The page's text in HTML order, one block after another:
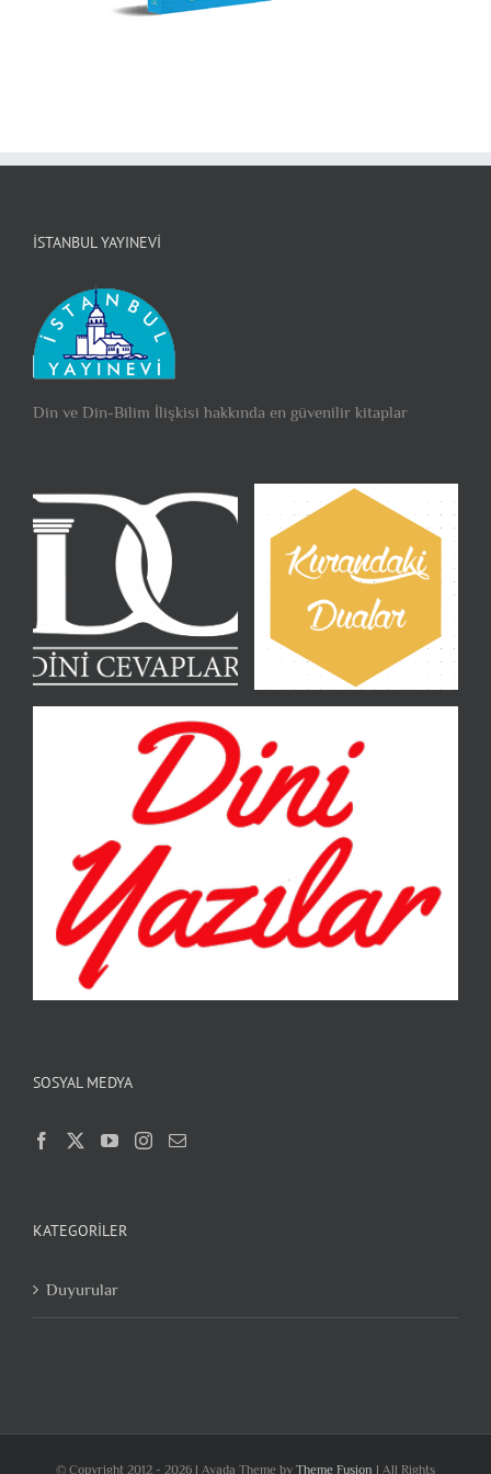
İSTANBUL YAYINEVI
Din ve Din-Bilim İlişkisi hakkında en güvenilir kitaplar
SOSYAL MEDYA
KATEGORILER
Duyurular
© Copyright 2012 - 2026 | Avada Theme by Theme Fusion | All Rights